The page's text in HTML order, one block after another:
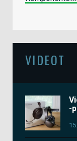
VIDEOT
-